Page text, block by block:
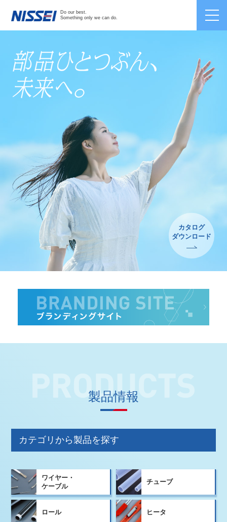
Do our best.
Something only we can do.
カタログ
ダウンロード
製品情報
カテゴリから製品を探す
ワイヤー・
ケーブル
チューブ
ロール ヒータ